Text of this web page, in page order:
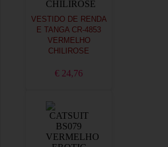
VESTIDO DE RENDA
E TANGA CR-4853
VERMELHO
CHILIROSE
€ 24,76